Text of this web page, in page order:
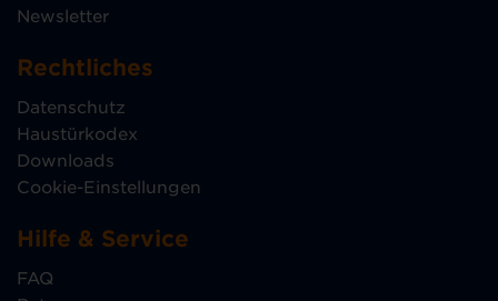
Newsletter
Rechtliches
Datenschutz
Haustürkodex
Downloads
Cookie-Einstellungen
Hilfe & Service
FAQ